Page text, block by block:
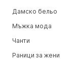
Дамско бельо
Мъжка мода
Чанти
Раници за жени